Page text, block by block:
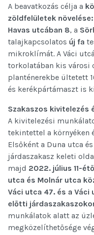
A beavatkozás célja a
zöldfelületek növelése:
Havas utcában 8, a
talajkapcsolatos új fa
mikroklímát. A Váci
torkolatában kis városi
planténerekbe ültetett
és kerékpártámaszt is
Szakaszos kivitelezés
A kivitelezési
tekintettel a környéken
Elsőként a Duna utca
járdaszakasz keleti
majd 2022. július 11-
utca és Molnár utca
Váci utca 47. és a
előtti
munkálatok alatt az
megközelíthetősége